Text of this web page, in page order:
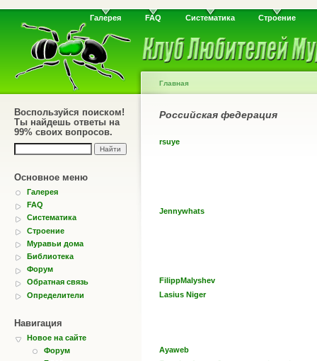
Галерея FAQ Систематика Строение
Воспользуйся поиском!
Ты найдешь ответы на
99% своих вопросов.
Основное меню
Галерея
FAQ
Систематика
Строение
Муравьи дома
Библиотека
Форум
Обратная связь
Определители
Навигация
Новое на сайте
Форум
Главная
Российская федерация
rsuye
Jennywhats
FilippMalyshev
Lasius Niger
Ayaweb